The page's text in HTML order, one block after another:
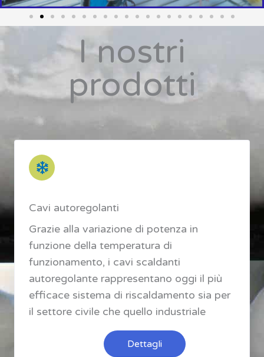
I nostri
prodotti
Cavi autoregolanti
Grazie alla variazione di potenza in
funzione della temperatura di
funzionamento, i cavi scaldanti
autoregolante rappresentano oggi il più
efficace sistema di riscaldamento sia per
il settore civile che quello industriale
Dettagli